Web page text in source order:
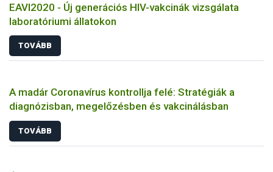
EAVI2020 - Új generációs HIV-vakcinák vizsgálata
laboratóriumi állatokon
TOVÁBB
A madár Coronavírus kontrollja felé: Stratégiák a
diagnózisban, megelőzésben és vakcinálásban
TOVÁBB